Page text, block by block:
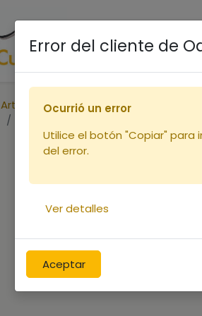
Accueil Boutique
Articles
Corps de ruche
Error del cliente de
Aceptar
Ocurrió un error
Utilice el botón "Copiar" para
del error.
Ver detalles